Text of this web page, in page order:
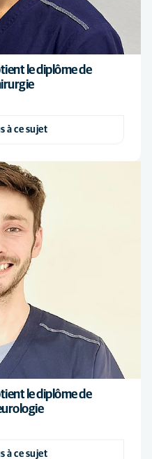
le diplôme de
à ce sujet
le diplôme de
à ce sujet